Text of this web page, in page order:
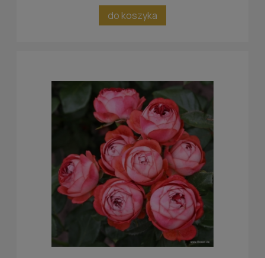
do koszyka